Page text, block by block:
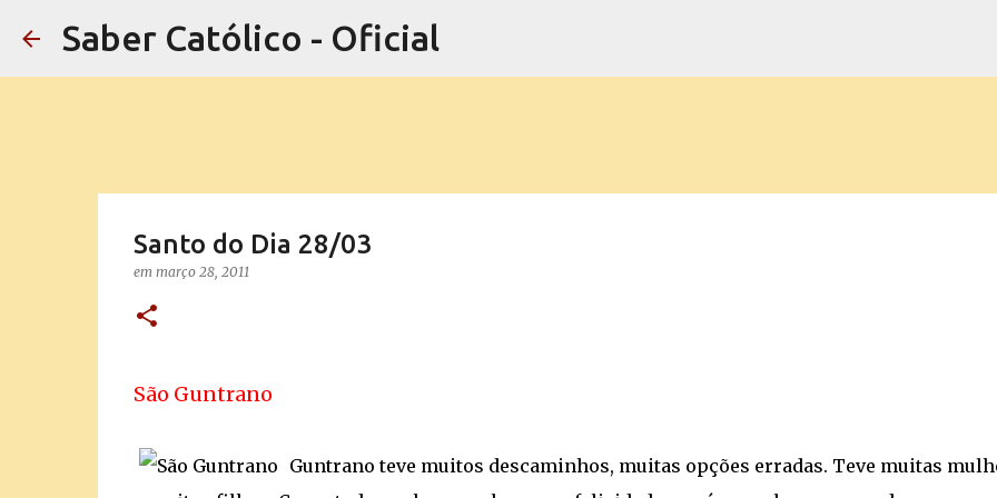
Saber Católico - Oficial
Santo do Dia 28/03
em março 28, 2011
São Guntrano
Guntrano teve muitos descaminhos, muitas opções erradas. Teve muitas